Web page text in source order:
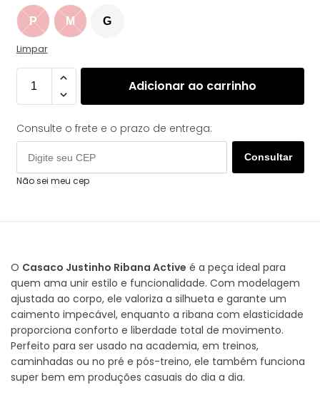
P M G
Limpar
Adicionar ao carrinho
Consulte o frete e o prazo de entrega:
Consultar
Não sei meu cep
O Casaco Justinho Ribana Active é a peça ideal para
quem ama unir estilo e funcionalidade. Com modelagem
ajustada ao corpo, ele valoriza a silhueta e garante um
caimento impecável, enquanto a ribana com elasticidade
proporciona conforto e liberdade total de movimento.
Perfeito para ser usado na academia, em treinos,
caminhadas ou no pré e pós-treino, ele também funciona
super bem em produções casuais do dia a dia.